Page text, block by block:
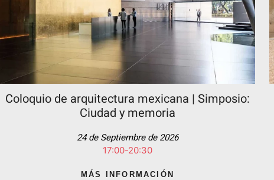
Coloquio de arquitectura mexicana | Simposio:
Ciudad y memoria
24 de Septiembre de 2026
17:00-20:30
MÁS INFORMACIÓN